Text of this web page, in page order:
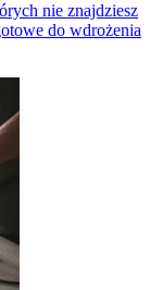
nie znajdziesz
do wdrożenia